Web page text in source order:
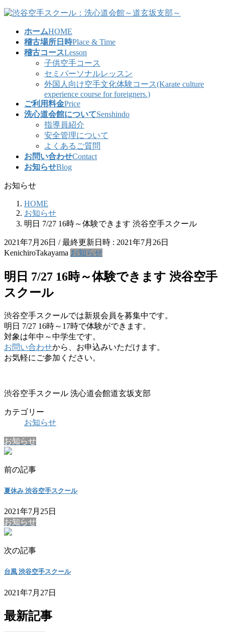
コ
ナ
ホームHOME
稽古場所日時Place & Time
稽古コースLesson
子供空手コース
セミパーソナルレッスン
外国人向け空手文化体験コース(Karate culture
experience course for foreigners.)
ご利用料金Price
洗心道会館についてSenshindo
指導員紹介
安全管理について
よくあるご質問
お問い合わせContact
お知らせBlog
お知らせ
HOME
お知らせ
明日 7/27 16時～体験できます 渋谷空手スクール
2021年7月26日 / 最終更新日時 : 2021年7月26日
KenichiroTakayama お知らせ
明日 7/27 16時～体験できます 渋谷空手
スクール
渋谷空手スクールでは新規会員を募集中です。
明日 7/27 16時～17時で体験ができます。
対象は年中～中学生です。
お問い合わせから、お申込みいただけます。
お気軽にご参加ください。
渋谷空手スクール 洗心道会館道玄坂支部
カテゴリー
お知らせ
お知らせ
前の記事
夏休み 渋谷空手スクール
2021年7月25日
お知らせ
次の記事
台風 渋谷空手スクール
2021年7月27日
最新記事